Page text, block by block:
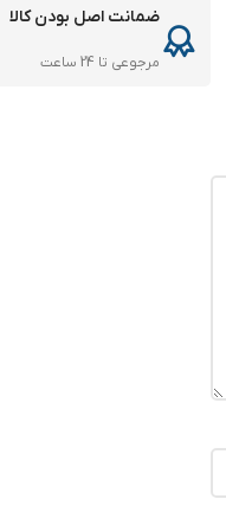
ضمانت اصل بودن کالا
مرجوعی تا 24 ساعت